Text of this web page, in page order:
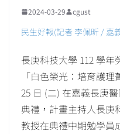
2024-03-29 cgust
民生好報(記者 李佩昕 / 嘉
長庚科技大學 112 學
「白色榮光：培育護
25 日 (二) 在嘉義長庚
典禮，計畫主持人長庚
教授在典禮中期勉學員